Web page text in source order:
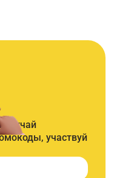
участвуй